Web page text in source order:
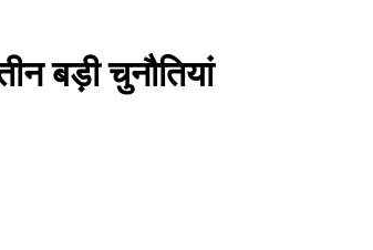
बड़ी चुनौतियां